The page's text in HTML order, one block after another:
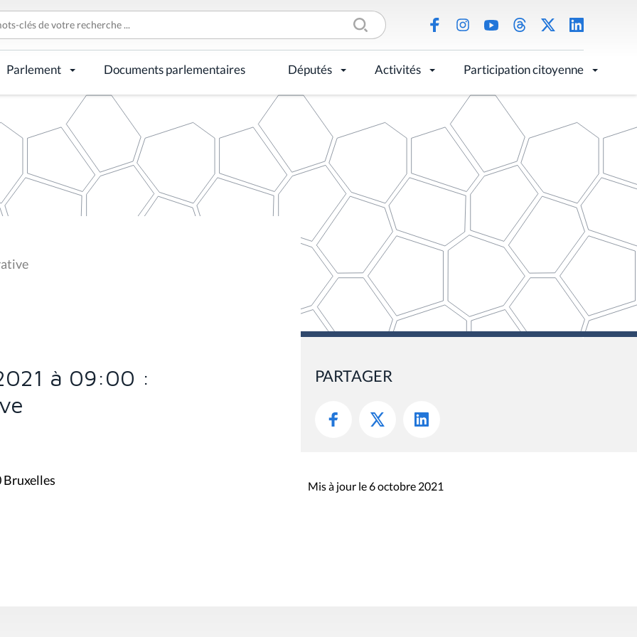
Parlement Documents parlementaires Députés Activités Participation citoyenne
à 09:00 :
Bruxelles
PARTAGER
Mis à jour le 6 octobre 2021